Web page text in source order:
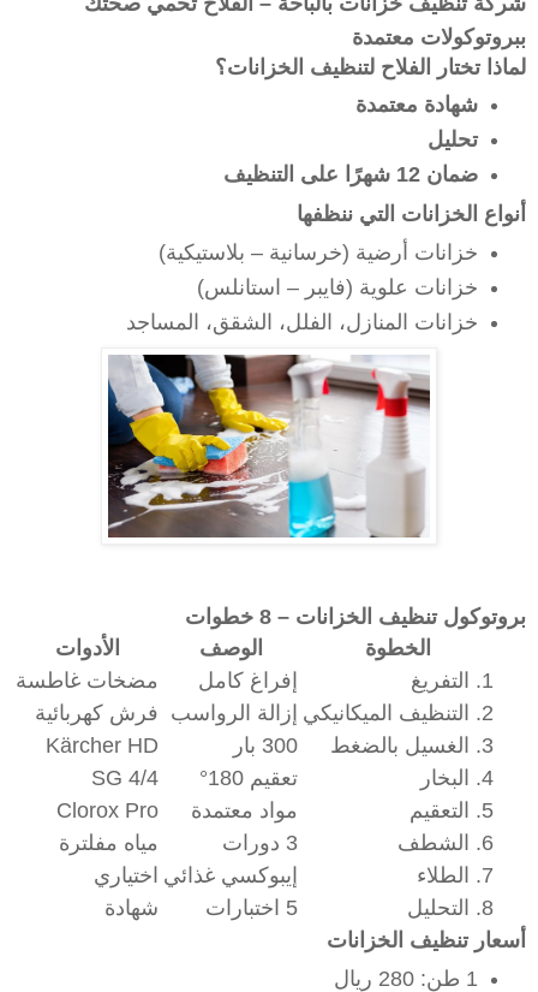
ببروتوكولات معتمدة
لماذا تختار الفلاح لتنظيف الخزانات؟
شهادة معتمدة
تحليل
ضمان 12 شهرًا على التنظيف
أنواع الخزانات التي ننظفها
خزانات أرضية (خرسانية – بلاستيكية)
خزانات علوية (فايبر – استانلس)
خزانات المنازل، الفلل، الشقق، المساجد
بروتوكول تنظيف الخزانات – 8 خطوات
الخطوة
الوصف
الأدوات
1. التفريغ
إفراغ كامل
مضخات غاطسة
2. التنظيف الميكانيكي
إزالة الرواسب فرش كهربائية
3. الغسيل بالضغط
300 بار
Kärcher HD
4. البخار
تعقيم 180°
SG 4/4
5. التعقيم
مواد معتمدة
Clorox Pro
6. الشطف
3 دورات
مياه مفلترة
7. الطلاء
إيبوكسي غذائي اختياري
8. التحليل
5 اختبارات
شهادة
أسعار تنظيف الخزانات
1 طن: 280 ريال